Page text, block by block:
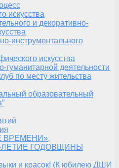
искусства
и декоративно-
инструментального
искусства
гуманитарной деятельности
по месту жительства
образовательный
ВРЕМЕНИ»,
ЛЕТИЕ ГОДОВЩИНЫ
и красок! (К юбилею ДШИ